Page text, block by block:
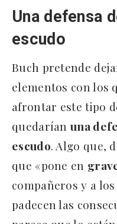
Una defensa
escudo
Buch pretende
elementos con los
afrontar este tipo
quedaríanuna
escudo. Algo que,
que «pone en
compañeros y a
padecen las